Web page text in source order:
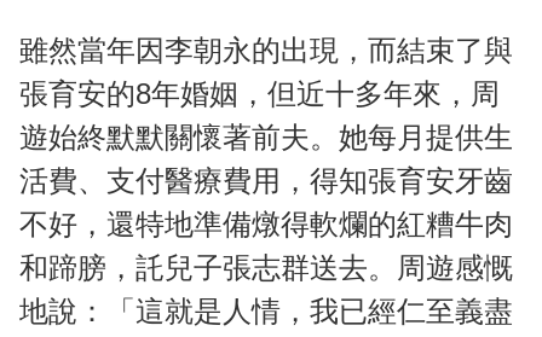
雖然當年因李朝永的出現，而結束了與
張育安的8年婚姻，但近十多年來，周
遊始終默默關懷著前夫。她每月提供生
活費、支付醫療費用，得知張育安牙齒
不好，還特地準備燉得軟爛的紅糟牛肉
和蹄膀，託兒子張志群送去。周遊感慨
地說：「這就是人情，我已經仁至義盡